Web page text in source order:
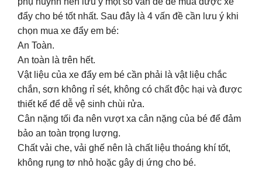
đẩy cho bé tốt nhất. Sau đây là 4 vấn đề cần lưu ý khi
chọn mua xe đẩy em bé:
An Toàn.
An toàn là trên hết.
Vật liệu của xe đẩy em bé cần phải là vật liệu chắc
chắn, sơn không rỉ sét, không có chất độc hại và được
thiết kế để dễ vệ sinh chùi rửa.
Cân nặng tối đa nên vượt xa cân nặng của bé để đảm
bảo an toàn trọng lượng.
Chất vải che, vải ghế nên là chất liệu thoáng khí tốt,
không rụng tơ nhỏ hoặc gây dị ứng cho bé.